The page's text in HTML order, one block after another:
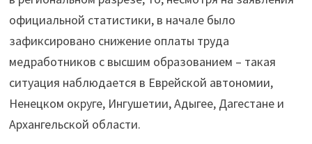
официальной статистики, в начале было
зафиксировано снижение оплаты труда
медработников с высшим образованием – такая
ситуация наблюдается в Еврейской автономии,
Ненецком округе, Ингушетии, Адыгее, Дагестане и
Архангельской области.